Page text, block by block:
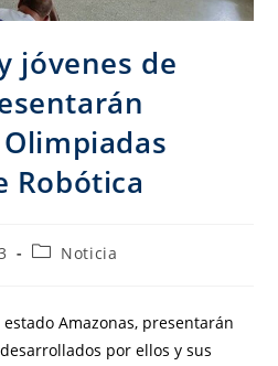
jóvenes de
Robótica
Noticia
Amazonas, presentarán
por ellos y sus